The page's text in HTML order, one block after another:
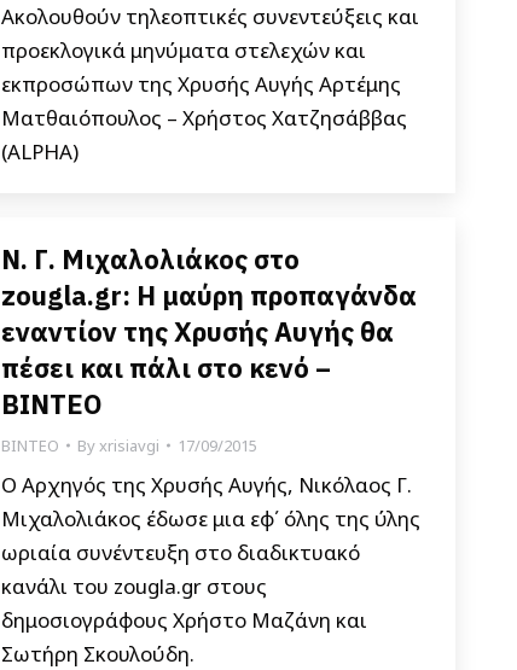
Ακολουθούν τηλεοπτικές συνεντεύξεις και
προεκλογικά μηνύματα στελεχών και
εκπροσώπων της Χρυσής Αυγής Αρτέμης
Ματθαιόπουλος – Χρήστος Χατζησάββας
(ALPHA)
Ν. Γ. Μιχαλολιάκος στο
zougla.gr: Η μαύρη προπαγάνδα
εναντίον της Χρυσής Αυγής θα
πέσει και πάλι στο κενό –
ΒΙΝΤΕΟ
ΒΙΝΤΕΟ Byxrisiavgi 17/09/2015
Ο Αρχηγός της Χρυσής Αυγής, Νικόλαος Γ.
Μιχαλολιάκος έδωσε μια εφ΄ όλης της ύλης
ωριαία συνέντευξη στο διαδικτυακό
κανάλι του zougla.gr στους
δημοσιογράφους Χρήστο Μαζάνη και
Σωτήρη Σκουλούδη.